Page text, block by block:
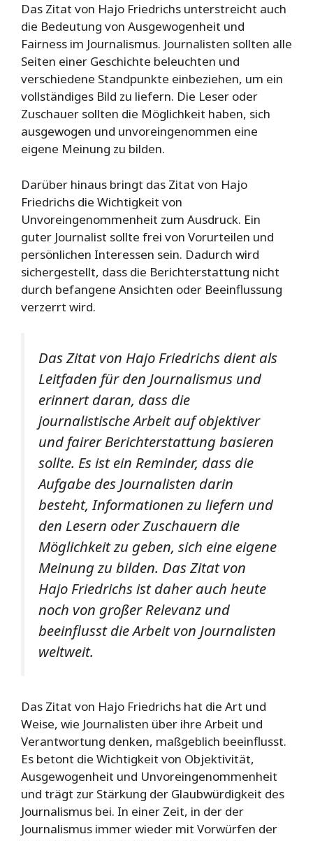
Das Zitat von Hajo Friedrichs unterstreicht auch
die Bedeutung von Ausgewogenheit und
Fairness im Journalismus. Journalisten sollten alle
Seiten einer Geschichte beleuchten und
verschiedene Standpunkte einbeziehen, um ein
vollständiges Bild zu liefern. Die Leser oder
Zuschauer sollten die Möglichkeit haben, sich
ausgewogen und unvoreingenommen eine
eigene Meinung zu bilden.
Darüber hinaus bringt das Zitat von Hajo
Friedrichs die Wichtigkeit von
Unvoreingenommenheit zum Ausdruck. Ein
guter Journalist sollte frei von Vorurteilen und
persönlichen Interessen sein. Dadurch wird
sichergestellt, dass die Berichterstattung nicht
durch befangene Ansichten oder Beeinflussung
verzerrt wird.
Das Zitat von Hajo Friedrichs dient als
Leitfaden für den Journalismus und
erinnert daran, dass die
journalistische Arbeit auf objektiver
und fairer Berichterstattung basieren
sollte. Es ist ein Reminder, dass die
Aufgabe des Journalisten darin
besteht, Informationen zu liefern und
den Lesern oder Zuschauern die
Möglichkeit zu geben, sich eine eigene
Meinung zu bilden. Das Zitat von
Hajo Friedrichs ist daher auch heute
noch von großer Relevanz und
beeinflusst die Arbeit von Journalisten
weltweit.
Das Zitat von Hajo Friedrichs hat die Art und
Weise, wie Journalisten über ihre Arbeit und
Verantwortung denken, maßgeblich beeinflusst.
Es betont die Wichtigkeit von Objektivität,
Ausgewogenheit und Unvoreingenommenheit
und trägt zur Stärkung der Glaubwürdigkeit des
Journalismus bei. In einer Zeit, in der der
Journalismus immer wieder mit Vorwürfen der